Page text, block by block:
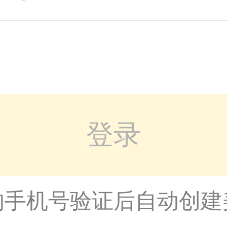
登录
机号验证后自动创